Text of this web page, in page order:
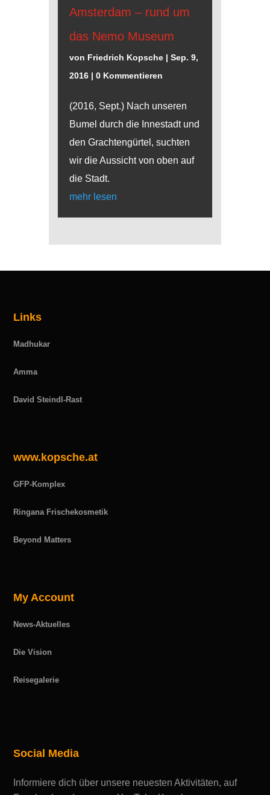
Amsterdam – rund um
das Nemo Museum
von Friedrich Kopsche| Sep. 9,
2016| 0 Kommentieren
(2016, Sept.) Nach unseren
Bumel durch die Innestadt und
den Grachtengürtel, suchten
wir die Aussicht von oben auf
die Stadt.
mehr lesen
Links
Madhukar
Amma
David Steindl-Rast
www.kopsche.at
GFP-Komplex
Ringana Frischekosmetik
Beyond Matters
My Account
News-Aktuelles
Die Vision
Reisegalerie
Social Media
Informiere dich über unsere neuesten Aktivitäten, auf